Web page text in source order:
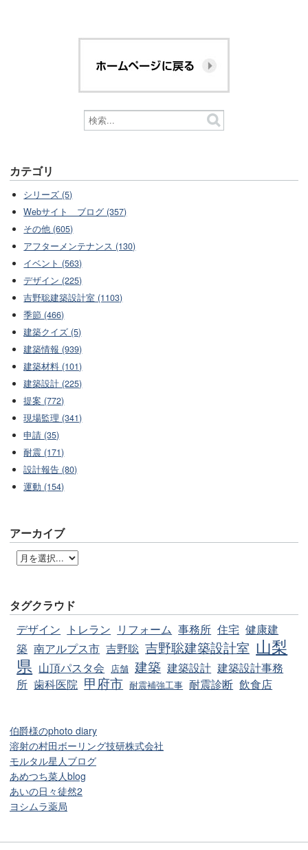
カテゴリ
シリーズ (5)
Webサイト ブログ (357)
その他 (605)
アフターメンテナンス (130)
イベント (563)
デザイン (225)
吉野聡建築設計室 (1103)
季節 (466)
建築クイズ (5)
建築情報 (939)
建築材料 (101)
建築設計 (225)
提案 (772)
現場監理 (341)
申請 (35)
耐震 (171)
設計報告 (80)
運動 (154)
アーカイブ
タグクラウド
デザイン トレラン リフォーム 事務所 住宅 健康建
築 南アルプス市 吉野聡 吉野聡建築設計室 山梨
県 山頂パスタ会 店舗 建築 建築設計 建築設計事務
所 歯科医院 甲府市 耐震補強工事 耐震診断 飲食店
伯爵様のphoto diary
溶射の村田ボーリング技研株式会社
モルタル星人ブログ
あめつち菜人blog
あいの日々徒然2
ヨシムラ薬局